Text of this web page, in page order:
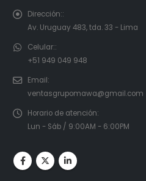
Dirección::
Av. Uruguay 483, tda. 33 - Lima
Celular::
+51 949 049 948
Email:
ventasgrupomawa@gmail.com
Horario de atención:
Lun - Sáb / 9:00AM - 6:00PM